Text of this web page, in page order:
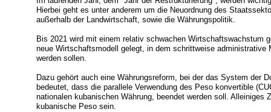
Hierbei geht es unter anderem um die Neuordnung des
außerhalb der Landwirtschaft, sowie die Währungspolitik.
Bis 2021 wird mit einem relativ schwachen Wirtschaftswachstum
neue Wirtschaftsmodell gelegt, in dem schrittweise administrative
werden sollen.
Dazu gehört auch eine Währungsreform, bei der das System der
bedeutet, dass die parallele Verwendung des Peso konvertible
nationalen kubanischen Währung, beendet werden soll. Alleiniges
kubanische Peso sein.